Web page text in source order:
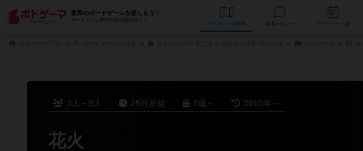
世界のボードゲームを楽しもう！
ボードゲーム専門の総合情報サイト
データベース
2人～5人 25分前後 8歳～ 2010年～
花火